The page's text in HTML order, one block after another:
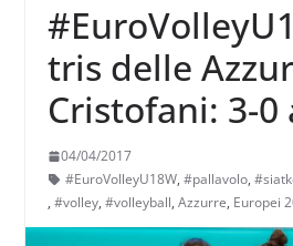
tris delle
Cristofani: 3-0
alla Turchia
04/04/2017
#EuroVolleyU18W, #pallavolo,
, #volley, #volleyball, Azzurre, Europei